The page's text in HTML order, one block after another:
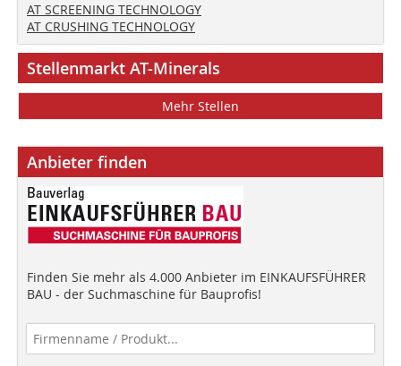
AT SCREENING TECHNOLOGY
AT CRUSHING TECHNOLOGY
Stellenmarkt AT-Minerals
Mehr Stellen
Anbieter finden
Finden Sie mehr als 4.000 Anbieter im EINKAUFSFÜHRER
BAU - der Suchmaschine für Bauprofis!